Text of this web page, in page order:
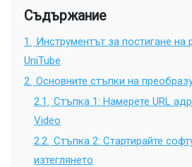
Съдържание
1.
Инструментът за постигане на
UniTube
2. Основните стъпки на
2.1.
Стъпка 1: Намерете URL
Video
2.2. Стъпка 2: Стартирайте
изтеглянето